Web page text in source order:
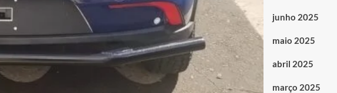
junho 2025
maio 2025
abril 2025
março 2025